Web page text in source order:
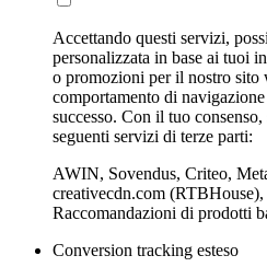
Accettando questi servizi,
personalizzata in base ai tuoi
o promozioni per il nostro sito
comportamento di
successo. Con il tuo
seguenti servizi di terze parti:
AWIN, Sovendus, Criteo,
creativecdn.com
Raccomandazioni di prodotti
Conversion tracking esteso